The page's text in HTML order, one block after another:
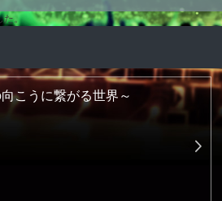
た。
こうに繋がる世界～